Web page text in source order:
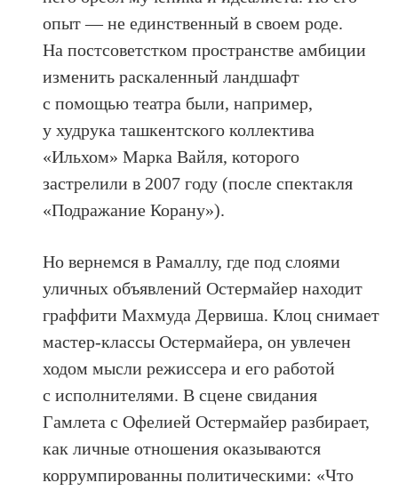
опыт — не единственный в своем роде.
На постсоветстком пространстве амбиции
изменить раскаленный ландшафт
с помощью театра были, например,
у худрука ташкентского коллектива
«Ильхом» Марка Вайля, которого
застрелили в 2007 году (после спектакля
«Подражание Корану»).
Но вернемся в Рамаллу, где под слоями
уличных объявлений Остермайер находит
граффити Махмуда Дервиша. Клоц снимает
мастер-классы Остермайера, он увлечен
ходом мысли режиссера и его работой
с исполнителями. В сцене свидания
Гамлета с Офелией Остермайер разбирает,
как личные отношения оказываются
коррумпированны политическими: «Что